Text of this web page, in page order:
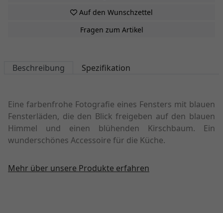
Auf den Wunschzettel
Fragen zum Artikel
Beschreibung Spezifikation
Eine farbenfrohe Fotografie eines Fensters mit blauen
Fensterläden, die den Blick freigeben auf den blauen
Himmel und einen blühenden Kirschbaum. Ein
wunderschönes Accessoire für die Küche.
Mehr über unsere Produkte erfahren